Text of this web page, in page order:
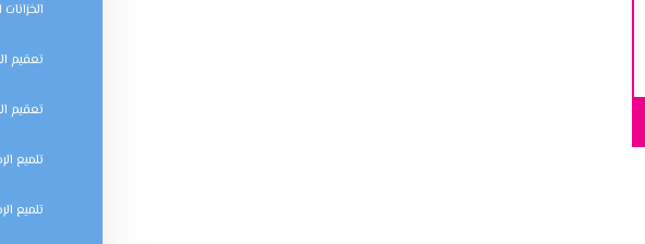
تعقيم
تعقيم
تلميع
تلميع